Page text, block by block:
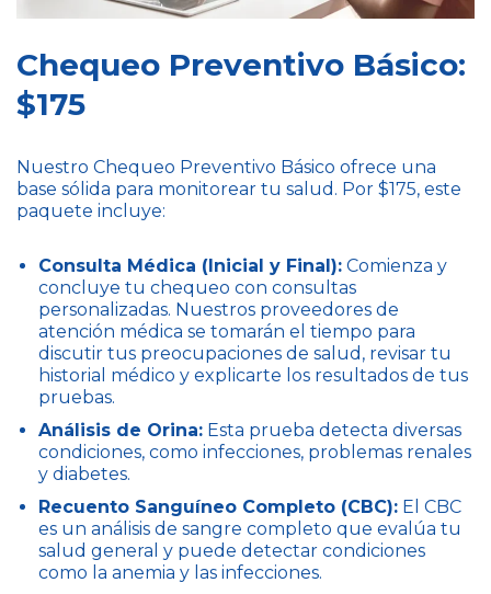
Chequeo Preventivo Básico:
$175
Nuestro Chequeo Preventivo Básico ofrece una
base sólida para monitorear tu salud. Por $175, este
paquete incluye:
Consulta Médica (Inicial y Final): Comienza y
concluye tu chequeo con consultas
personalizadas. Nuestros proveedores de
atención médica se tomarán el tiempo para
discutir tus preocupaciones de salud, revisar tu
historial médico y explicarte los resultados de tus
pruebas.
Análisis de Orina: Esta prueba detecta diversas
condiciones, como infecciones, problemas renales
y diabetes.
Recuento Sanguíneo Completo (CBC): El CBC
es un análisis de sangre completo que evalúa tu
salud general y puede detectar condiciones
como la anemia y las infecciones.